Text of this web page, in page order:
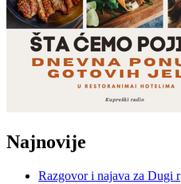
Najnovije
Razgovor i najava za Dugi r